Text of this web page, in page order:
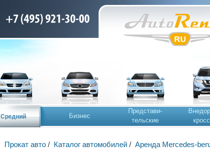
Средний Бизнес
Представи-
тельские
Прокат авто/ Каталог автомобилей/ Аренда Mercedes-